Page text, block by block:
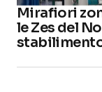
Mirafiori
le Zes del